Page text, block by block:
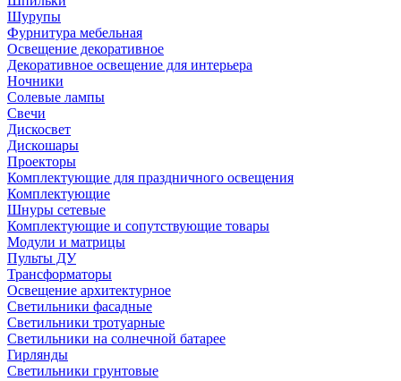
Шурупы
Фурнитура мебельная
Освещение декоративное
Декоративное освещение для интерьера
Ночники
Солевые лампы
Свечи
Дискосвет
Дискошары
Проекторы
Комплектующие для праздничного освещения
Комплектующие
Шнуры сетевые
Комплектующие и сопутствующие товары
Модули и матрицы
Пульты ДУ
Трансформаторы
Освещение архитектурное
Светильники фасадные
Светильники тротуарные
Светильники на солнечной батарее
Гирлянды
Светильники грунтовые